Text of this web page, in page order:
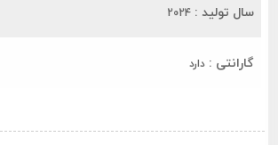
سال تولید : 2024
گارانتی : دارد